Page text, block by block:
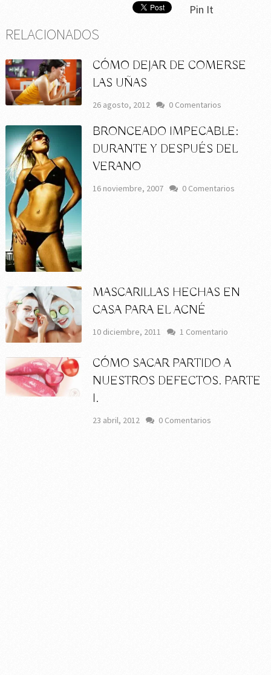
Pin It
RELACIONADOS
CÓMO DEJAR DE COMERSE
LAS UÑAS
26 agosto, 2012 0 Comentarios
BRONCEADO IMPECABLE:
DURANTE Y DESPUÉS DEL
VERANO
16 noviembre, 2007 0 Comentarios
MASCARILLAS HECHAS EN
CASA PARA EL ACNÉ
10 diciembre, 2011 1 Comentario
CÓMO SACAR PARTIDO A
NUESTROS DEFECTOS. PARTE
I.
23 abril, 2012 0 Comentarios